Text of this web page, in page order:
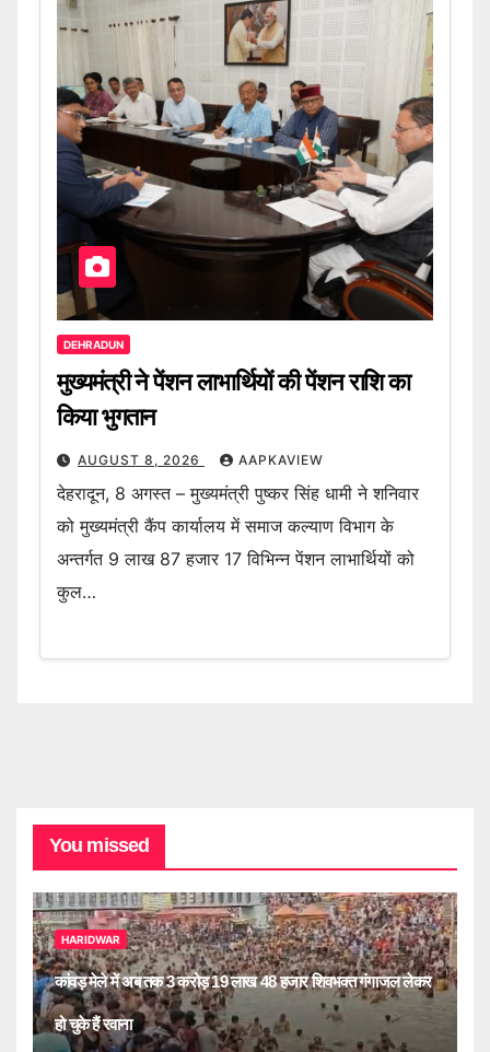
DEHRADUN
मुख्यमंत्री ने पेंशन लाभार्थियों की पेंशन राशि का
किया भुगतान
AUGUST 8, 2026 AAPKAVIEW
देहरादून, 8 अगस्त – मुख्यमंत्री पुष्कर सिंह धामी ने शनिवार
को मुख्यमंत्री कैंप कार्यालय में समाज कल्याण विभाग के
अन्तर्गत 9 लाख 87 हजार 17 विभिन्न पेंशन लाभार्थियों को
कुल…
You missed
HARIDWAR
कांवड़ मेले में अब तक 3 करोड़ 19 लाख 48 हजार शिवभक्त गंगाजल लेकर
हो चुके हैं रवाना